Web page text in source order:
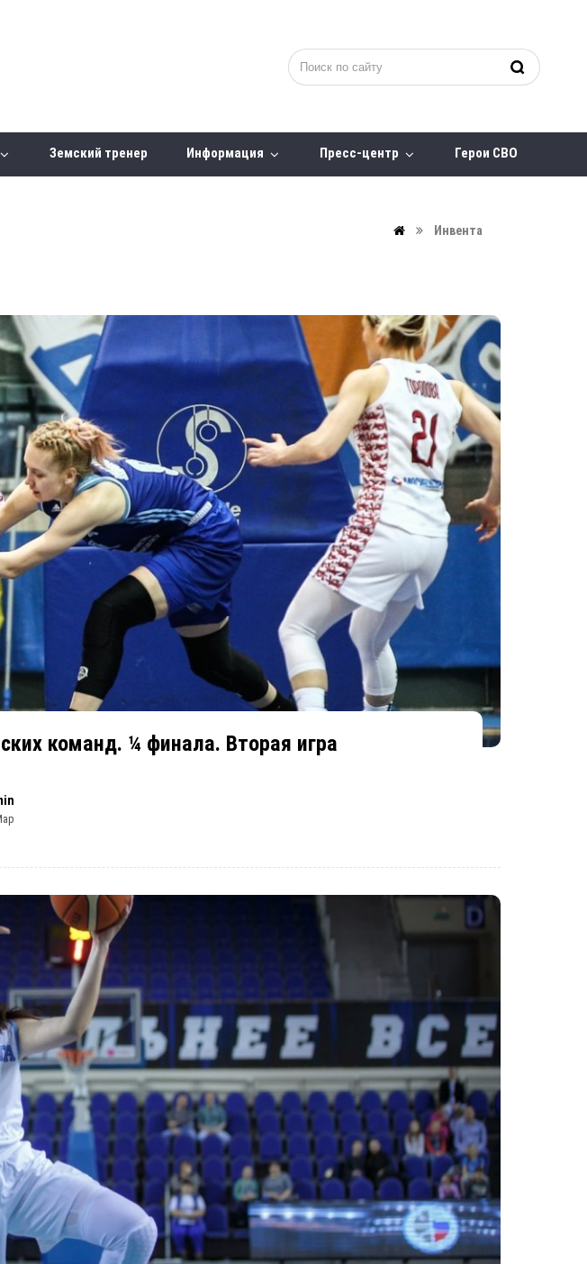
Земский тренер Информация Пресс-центр Герои СВО
Инвента
команд. ¼ финала. Вторая игра